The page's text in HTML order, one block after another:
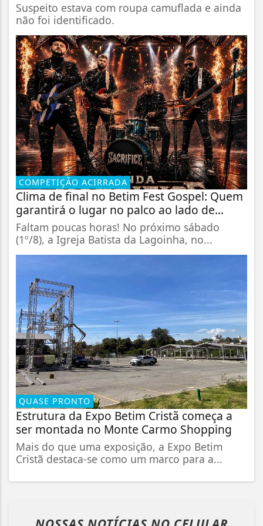
Suspeito estava com roupa camuflada e ainda
não foi identificado.
COMPETIÇÃO ACIRRADA
Clima de final no Betim Fest Gospel: Quem
garantirá o lugar no palco ao lado de...
Faltam poucas horas! No próximo sábado
(1º/8), a Igreja Batista da Lagoinha, no...
QUASE PRONTO
Estrutura da Expo Betim Cristã começa a
ser montada no Monte Carmo Shopping
Mais do que uma exposição, a Expo Betim
Cristã destaca-se como um marco para a...